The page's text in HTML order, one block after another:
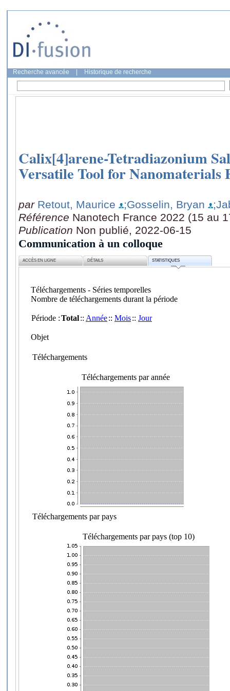
Recherche avancée Historique de recherche
Calix[4]arene-Tetradiazonium
Versatile Tool for Nanomaterials
par Retout, Maurice ;Gosselin, Bryan
Référence Nanotech France 2022 (15 au
Publication Non publié, 2022-06-15
Communication à un colloque
ACCÈS EN LIGNE DÉTAILS STATISTIQUES